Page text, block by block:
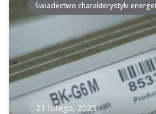
Świadectwo charakterystyki
21 lutego, 2023